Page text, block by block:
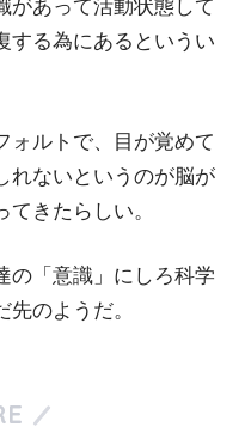
があって活動状態して
する為にあるというい
ォルトで、目が覚めて
れないというのが脳が
きたらしい。
の「意識」にしろ科学
のようだ。